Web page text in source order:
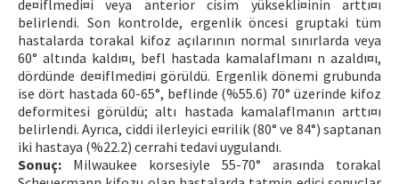
de¤iflmedi¤i veya anterior cisim yüksekli¤inin arttı¤ı
belirlendi. Son kontrolde, ergenlik öncesi gruptaki tüm
hastalarda torakal kifoz açılarının normal sınırlarda veya
60° altında kaldı¤ı, befl hastada kamalaflmanı n azaldı¤ı,
dördünde de¤iflmedi¤i görüldü. Ergenlik dönemi grubunda
ise dört hastada 60-65°, beflinde (%55.6) 70° üzerinde kifoz
deformitesi görüldü; altı hastada kamalaflmanın arttı¤ı
belirlendi. Ayrıca, ciddi ilerleyici e¤rilik (80° ve 84°) saptanan
iki hastaya (%22.2) cerrahi tedavi uygulandı.
Sonuç: Milwaukee korsesiyle 55-70° arasında torakal